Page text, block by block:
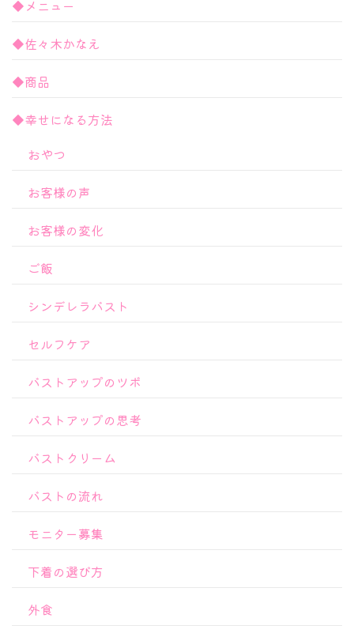
◆メニュー
◆佐々木かなえ
◆商品
◆幸せになる方法
おやつ
お客様の声
お客様の変化
ご飯
シンデレラバスト
セルフケア
バストアップのツボ
バストアップの思考
バストクリーム
バストの流れ
モニター募集
下着の選び方
外食